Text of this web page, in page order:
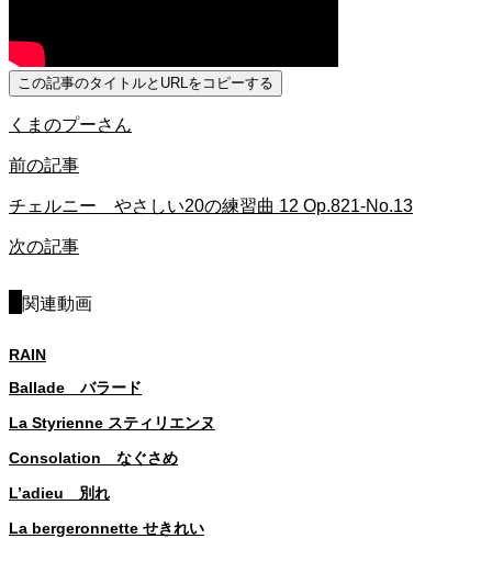
この記事のタイトルとURLをコピーする
くまのプーさん
前の記事
チェルニー やさしい20の練習曲 12 Op.821-No.13
次の記事
関連動画
RAIN
Ballade バラード
La Styrienne スティリエンヌ
Consolation なぐさめ
L’adieu 別れ
La bergeronnette せきれい